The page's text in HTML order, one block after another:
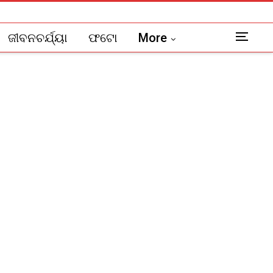
ଜୀବନଚର୍ଯ୍ୟା ଫଟୋ More